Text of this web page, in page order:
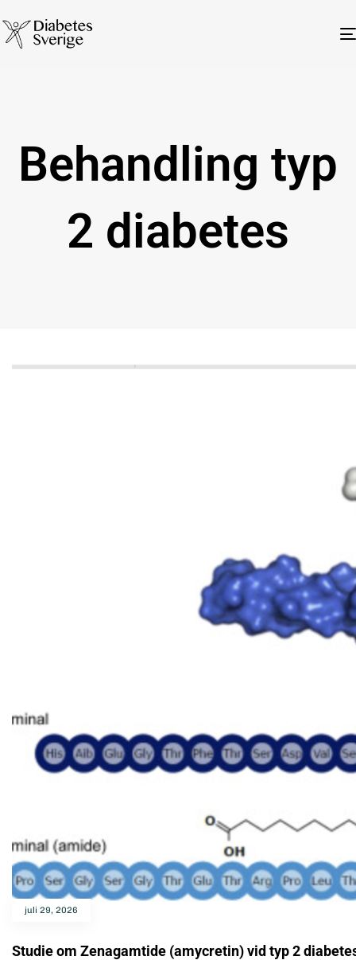
Behandling typ
2 diabetes
juli 29, 2026
Studie om Zenagamtide (amycretin) vid typ 2